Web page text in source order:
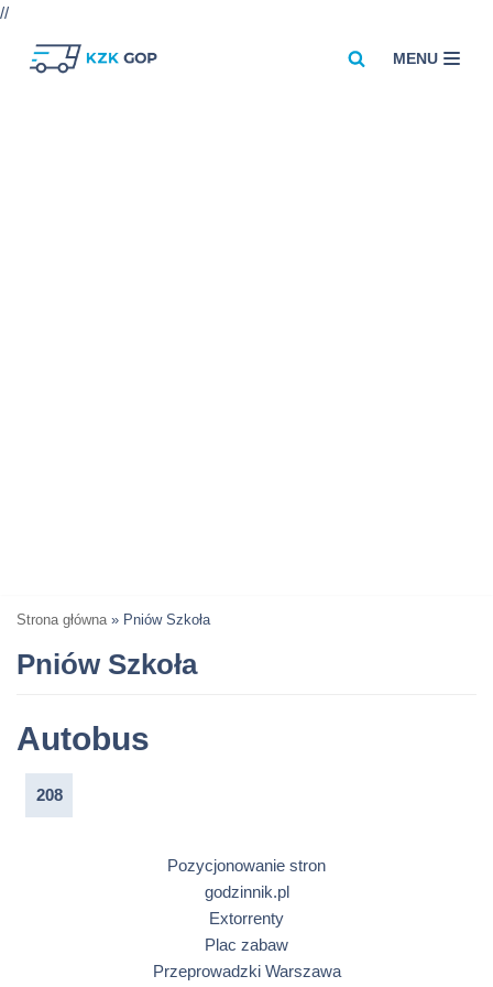
//
MENU
Strona główna » Pniów Szkoła
Pniów Szkoła
Autobus
208
Pozycjonowanie stron
godzinnik.pl
Extorrenty
Plac zabaw
Przeprowadzki Warszawa